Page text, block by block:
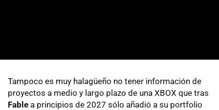
Tampoco es muy halagüeño no tener información de
proyectos a medio y largo plazo de una XBOX que tras
Fable a principios de 2027 sólo añadió a su portfolio